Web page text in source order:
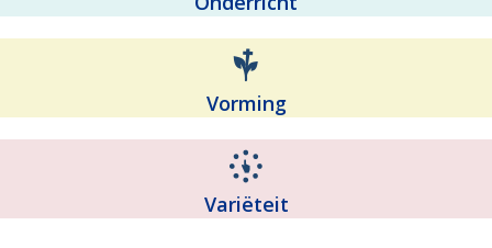
Vorming
Variëteit